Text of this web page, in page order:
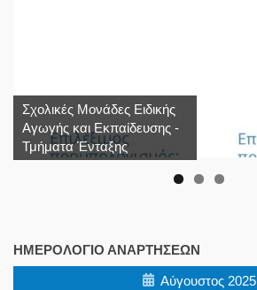
Σχολικές Μονάδες Ειδικής
Αγωγής και Εκπαίδευσης -
Τμήματα Ένταξης
ΗΜΕΡΟΛΌΓΙΟ ΑΝΑΡΤΉΣΕΩΝ
Αύγουστος 2025